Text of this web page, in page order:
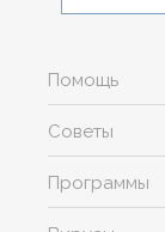
Помощь
Советы
Программы